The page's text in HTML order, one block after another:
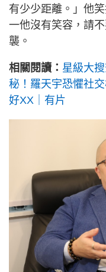
有少少距離。」他
一他沒有笑容，請
襲。
相關閱讀： 星級大
秘！羅天宇恐懼社
好XX｜有片